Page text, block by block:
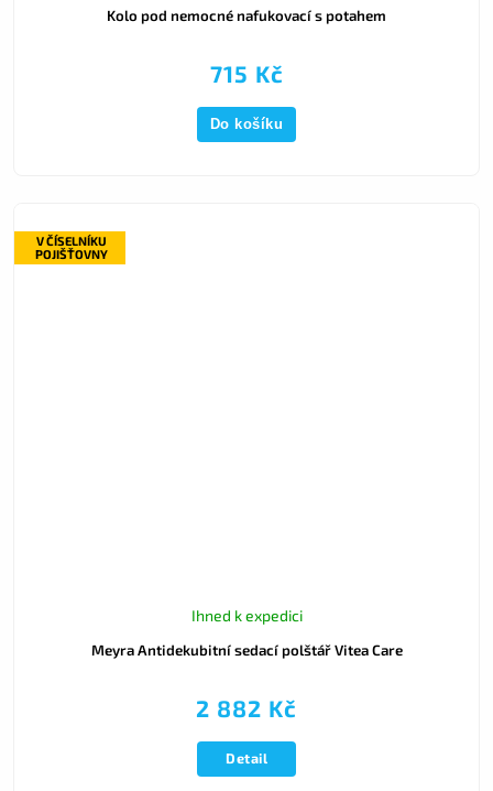
Kolo pod nemocné nafukovací s potahem
715 Kč
Do košíku
V ČÍSELNÍKU
POJIŠŤOVNY
Meyra Antidekubitní sedací polštář Vitea Care
Ihned k expedici
2 882 Kč
Detail